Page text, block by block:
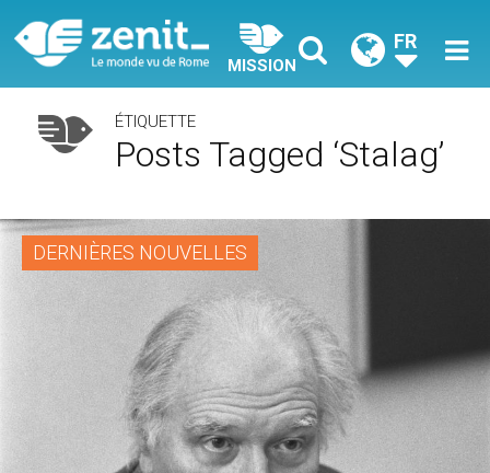
MISSION
FR
ÉTIQUETTE
Posts Tagged ‘Stalag’
DERNIÈRES NOUVELLES